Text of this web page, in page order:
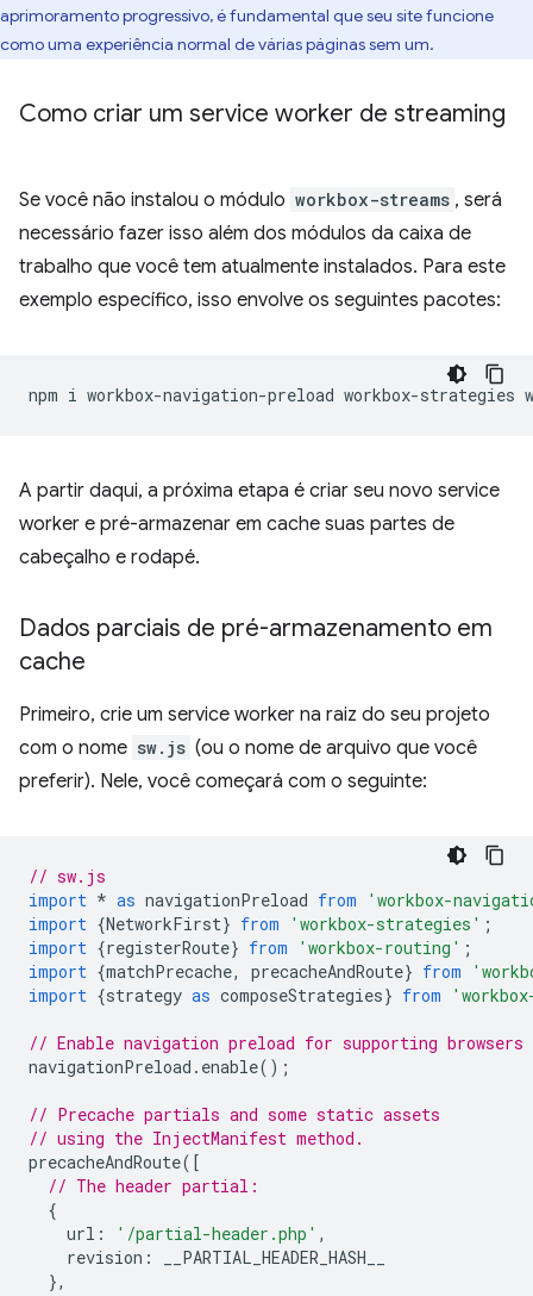
aprimoramento progressivo, é fundamental que seu site funcione
como uma experiência normal de várias páginas sem um.
Como criar um service worker de streaming
Se você não instalou o módulo workbox-streams , será
necessário fazer isso além dos módulos da caixa de
trabalho que você tem atualmente instalados. Para este
exemplo específico, isso envolve os seguintes pacotes:
npm i workbox-navigation-preload workbox-strategies
A partir daqui, a próxima etapa é criar seu novo service
worker e pré-armazenar em cache suas partes de
cabeçalho e rodapé.
Dados parciais de pré-armazenamento em
cache
Primeiro, crie um service worker na raiz do seu projeto
com o nome sw.js (ou o nome de arquivo que você
preferir). Nele, você começará com o seguinte:
// sw.js
import * as navigationPreload from
'workbox-
import {NetworkFirst} from 'workbox-strategies' ;
import {registerRoute} from 'workbox-routing' ;
import {matchPrecache, precacheAndRoute} from
import {strategy as composeStrategies} from
// Enable navigation preload for supporting browsers
navigationPreload . enable();
// Precache partials and some static assets
// using the InjectManifest method.
precacheAndRoute([
// The header partial:
{
url : '/partial-header.php' ,
revision :
__PARTIAL_HEADER_HASH__
},